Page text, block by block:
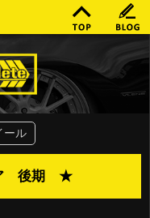
ール
ア 後期 ★